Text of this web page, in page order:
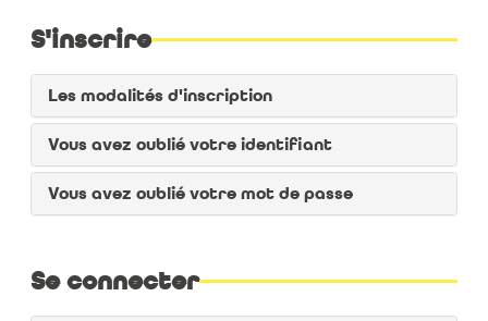
S'inscrire
Les modalités d'inscription
Vous avez oublié votre identifiant
Vous avez oublié votre mot de passe
Se connecter